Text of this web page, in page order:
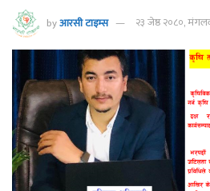
byआरसी टाइम्स २३ जेष्ठ २०८०,